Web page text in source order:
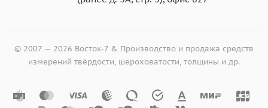
© 2007 — 2026 Восток-7 & Производство и продажа средств
измерений твёрдости, шероховатости, толщины и др.